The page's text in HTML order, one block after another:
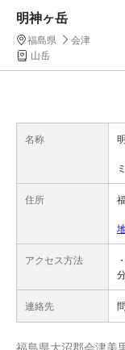
明神ヶ岳
福島県
会津
山岳
名称
住所
アクセス方法
連絡先
福島県大沼郡会津美